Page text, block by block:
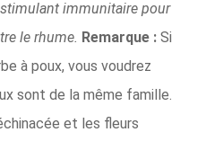
immunitaire pour
le rhume. Remarque : Si
à poux, vous voudrez
sont de la même famille.
et les fleurs